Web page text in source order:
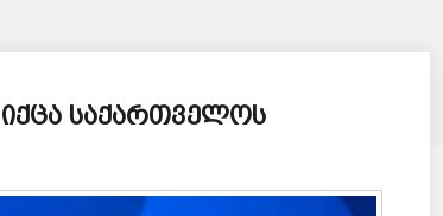
იქცა საქართველოს